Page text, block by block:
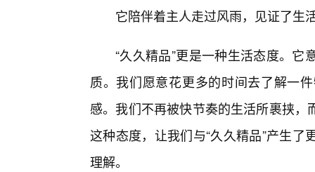
它陪伴着主人走过风雨，见证了生
“久久精品”更是一种生活态度。
质。我们愿意花更多的时间去了解一
感。我们不再被快节奏的生活所裹挟
这种态度，让我们与“久久精品”产生
理解。